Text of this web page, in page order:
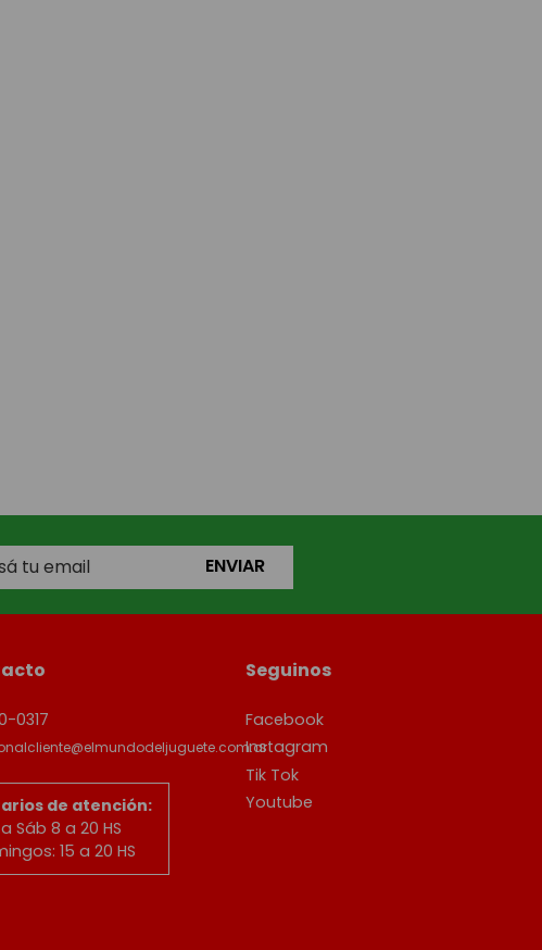
ENVIAR
0317
de atención:
Sáb 8 a 20 HS
15 a 20 HS
Seguinos
Facebook
Instagram
Tik Tok
Youtube